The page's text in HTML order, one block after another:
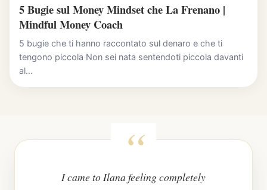
5 Bugie sul Money Mindset che La Frenano |
Mindful Money Coach
5 bugie che ti hanno raccontato sul denaro e che ti
tengono piccola Non sei nata sentendoti piccola davanti
al...
I came to Ilana feeling completely